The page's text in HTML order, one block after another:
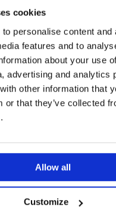
cookies
personalise content and
features and to
about your use
advertising and analytics
other information that
or that they’ve collected
Allow all
Customize
fel hasonló